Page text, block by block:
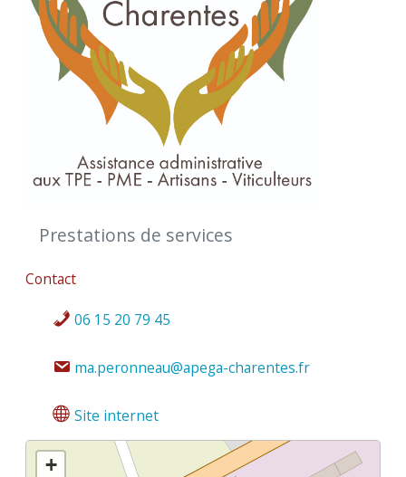
Prestations de services
Contact
06 15 20 79 45
ma.peronneau@apega-charentes.fr
Site internet
+